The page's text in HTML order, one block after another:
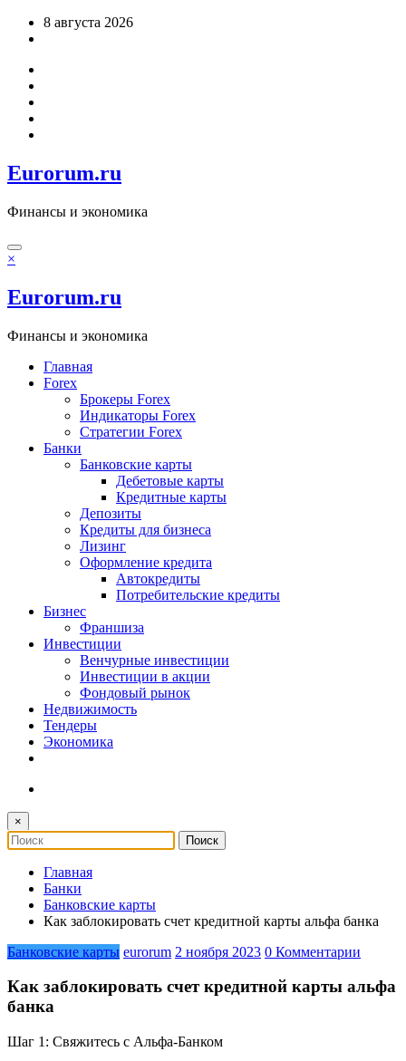
Перейти8 августа 2026
Eurorum.ru
Финансы и экономика
×
Eurorum.ru
Финансы и экономика
Главная
Forex
Брокеры Forex
Индикаторы Forex
Стратегии Forex
Банки
Банковские карты
Дебетовые карты
Кредитные карты
Депозиты
Кредиты для бизнеса
Лизинг
Оформление кредита
Автокредиты
Потребительские кредиты
Бизнес
Франшиза
Инвестиции
Венчурные инвестиции
Инвестиции в акции
Фондовый рынок
Недвижимость
Тендеры
Экономика
×
Главная
Банки
Банковские карты
Как заблокировать счет кредитной карты альфа банка
Банковские карты eurorum 2 ноября 2023 0 Комментарии
Как заблокировать счет кредитной карты альфа
банка
Шаг 1: Свяжитесь с Альфа-Банком